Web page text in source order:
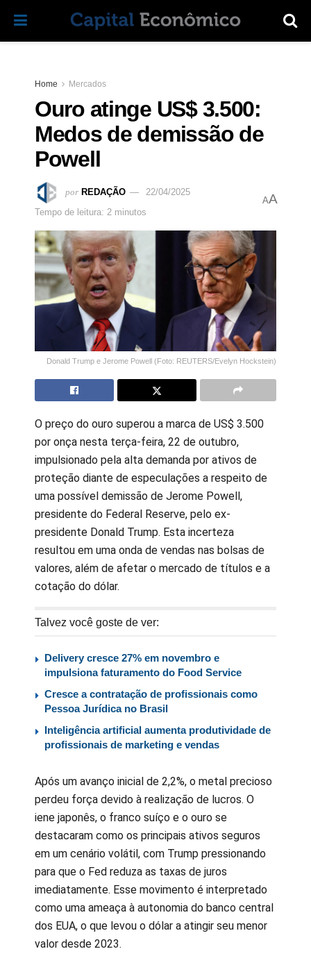
Home Mercados
Ouro atinge US$ 3.500:
Medos de demissão de
Powell
por REDAÇÃO
22/04/2025
Tempo de leitura: 2 minutos
AA
Donald Trump e Jerome Powell (Foto: REUTERS/Evelyn Hockstein)
O preço do ouro superou a marca de US$ 3.500
por onça nesta terça-feira, 22 de outubro,
impulsionado pela alta demanda por ativos de
proteção diante de especulações a respeito de
uma possível demissão de Jerome Powell,
presidente do Federal Reserve, pelo ex-
presidente Donald Trump. Esta incerteza
resultou em uma onda de vendas nas bolsas de
valores, além de afetar o mercado de títulos e a
cotação do dólar.
Talvez você goste de ver:
Delivery cresce 27% em novembro e
impulsiona faturamento do Food Service
Cresce a contratação de profissionais como
Pessoa Jurídica no Brasil
Inteligência artificial aumenta produtividade de
profissionais de marketing e vendas
Após um avanço inicial de 2,2%, o metal precioso
perdeu força devido à realização de lucros. O
iene japonês, o franco suíço e o ouro se
destacaram como os principais ativos seguros
em um cenário volátil, com Trump pressionando
para que o Fed reduza as taxas de juros
imediatamente. Esse movimento é interpretado
como uma ameaça à autonomia do banco central
dos EUA, o que levou o dólar a atingir seu menor
valor desde 2023.